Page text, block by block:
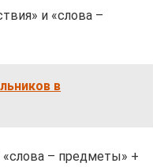
и «слова –
в
– предметы» +